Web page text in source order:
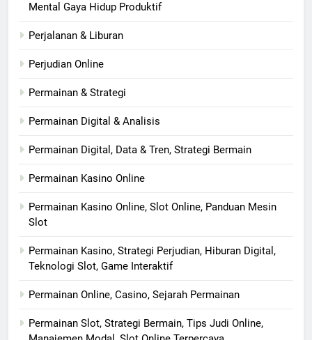
Mental Gaya Hidup Produktif
Perjalanan & Liburan
Perjudian Online
Permainan & Strategi
Permainan Digital & Analisis
Permainan Digital, Data & Tren, Strategi Bermain
Permainan Kasino Online
Permainan Kasino Online, Slot Online, Panduan Mesin
Slot
Permainan Kasino, Strategi Perjudian, Hiburan Digital,
Teknologi Slot, Game Interaktif
Permainan Online, Casino, Sejarah Permainan
Permainan Slot, Strategi Bermain, Tips Judi Online,